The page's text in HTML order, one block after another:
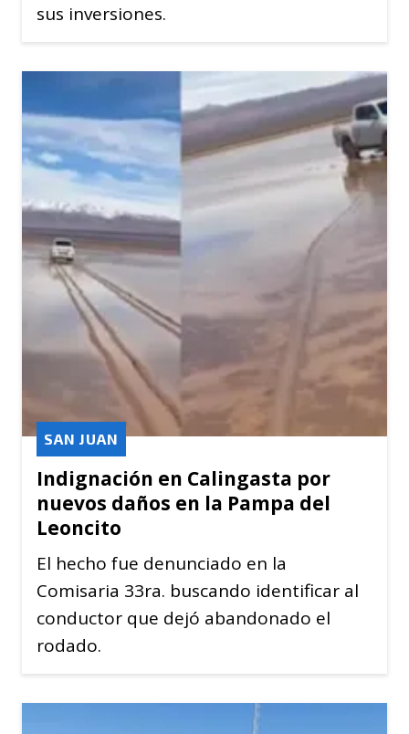
sus inversiones.
Indignación en Calingasta por
nuevos daños en la Pampa del
Leoncito
SAN JUAN
El hecho fue denunciado en la
Comisaria 33ra. buscando identificar al
conductor que dejó abandonado el
rodado.